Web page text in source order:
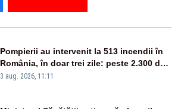
Pompierii au intervenit la 513 incendii în
România, în doar trei zile: peste 2.300 de
hectare de teren au fost afectate
3 aug. 2026, 11:11